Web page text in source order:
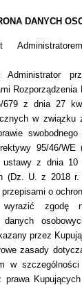
DANYCH
Administrator
Rozporządzenia
679 z dnia 27
w związku
swobodnego
95/46/WE
ustawy z dnia
(Dz. U. z 2018
o
zgodę
danych
przez
zasady
w
prawa